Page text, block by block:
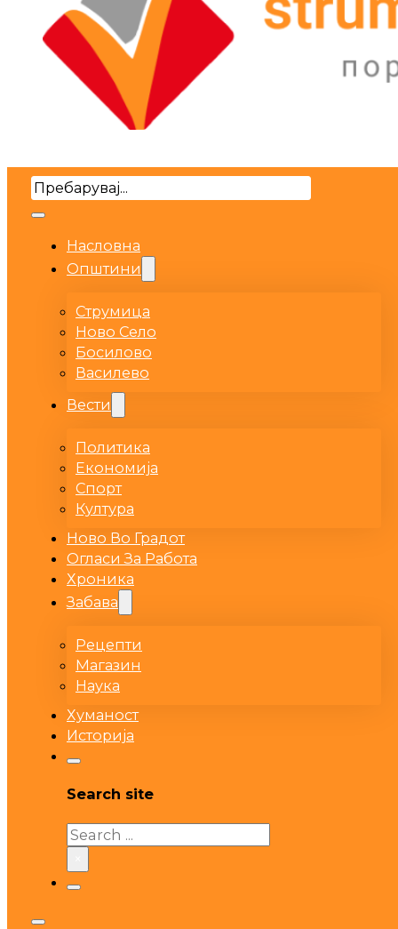
Search
Насловна
Општини
Струмица
Ново Село
Босилово
Василево
Вести
Политика
Економија
Спорт
Култура
Ново Во Градот
Огласи За Работа
Хроника
Забава
Рецепти
Магазин
Наука
Хуманост
Историја
Search site
Search